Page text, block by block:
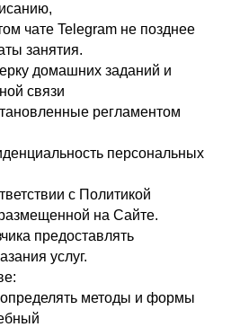
чате Telegram не позднее
занятия.
домашних заданий и
связи
регламентом
персональных
с Политикой
на Сайте.
предоставлять
услуг.
методы и формы